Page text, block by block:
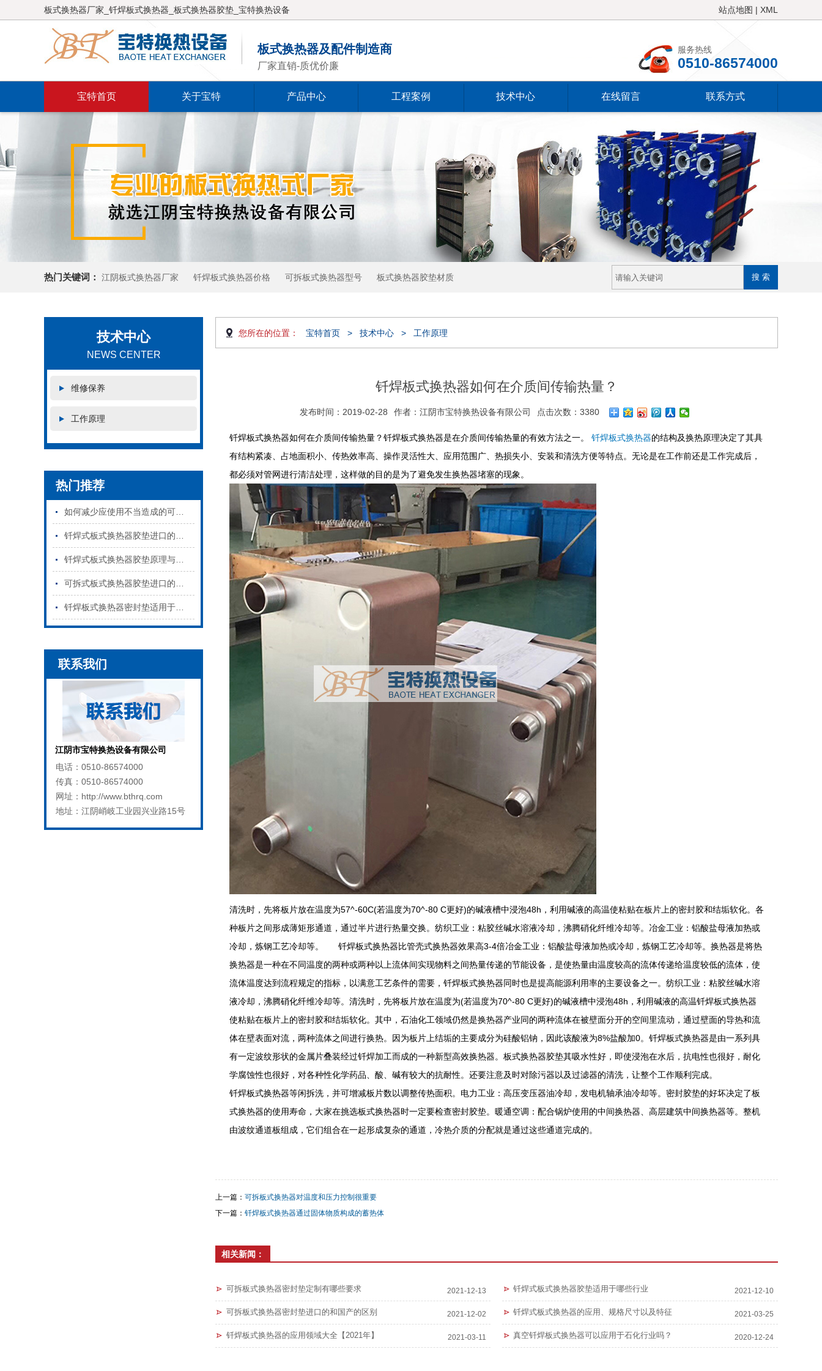
站点地图 | XML
板式换热器厂家_钎焊板式换热器_板式换热器胶垫_宝特换热设备
板式换热器及配件制造商
厂家直销-质优价廉
服务热线
0510-86574000
宝特首页 关于宝特 产品中心 工程案例 技术中心 在线留言 联系方式
热门关键词： 江阴板式换热器厂家 钎焊板式换热器价格 可拆板式换热器型号 板式换热器胶垫材质
技术中心
NEWS CENTER
维修保养
工作原理
热门推荐
联系我们
江阴市宝特换热设备有限公司
电话：0510-86574000
传真：0510-86574000
网址：http://www.bthrq.com
地址：江阴峭岐工业园兴业路15号
您所在的位置： 宝特首页 > 技术中心 > 工作原理
钎焊板式换热器如何在介质间传输热量？
发布时间：2019-02-28 作者：江阴市宝特换热设备有限公司 点击次数：3380
钎焊板式换热器如何在介质间传输热量？钎焊板式换热器是在介质间传输热量的有效方法之一。 钎焊板式换热器的结构及换热原理决定了其具
有结构紧凑、占地面积小、传热效率高、操作灵活性大、应用范围广、热损失小、安装和清洗方便等特点。无论是在工作前还是工作完成后，
都必须对管网进行清洁处理，这样做的目的是为了避免发生换热器堵塞的现象。
清洗时，先将板片放在温度为57^-60C(若温度为70^-80 C更好)的碱液槽中浸泡48h，利用碱液的高温使粘贴在板片上的密封胶和结垢软化。各
种板片之间形成薄矩形通道，通过半片进行热量交换。纺织工业：粘胶丝碱水溶液冷却，沸腾硝化纤维冷却等。冶金工业：铝酸盐母液加热或
冷却，炼钢工艺冷却等。 钎焊板式换热器比管壳式换热器效果高3-4倍冶金工业：铝酸盐母液加热或冷却，炼钢工艺冷却等。换热器是将热
换热器是一种在不同温度的两种或两种以上流体间实现物料之间热量传递的节能设备，是使热量由温度较高的流体传递给温度较低的流体，使
流体温度达到流程规定的指标，以满意工艺条件的需要，钎焊板式换热器同时也是提高能源利用率的主要设备之一。纺织工业：粘胶丝碱水溶
液冷却，沸腾硝化纤维冷却等。清洗时，先将板片放在温度为(若温度为70^-80 C更好)的碱液槽中浸泡48h，利用碱液的高温钎焊板式换热器
使粘贴在板片上的密封胶和结垢软化。其中，石油化工领域仍然是换热器产业同的两种流体在被壁面分开的空间里流动，通过壁面的导热和流
体在壁表面对流，两种流体之间进行换热。因为板片上结垢的主要成分为硅酸铝钠，因此该酸液为8%盐酸加0。钎焊板式换热器是由一系列具
有一定波纹形状的金属片叠装经过钎焊加工而成的一种新型高效换热器。板式换热器胶垫其吸水性好，即使浸泡在水后，抗电性也很好，耐化
学腐蚀性也很好，对各种性化学药品、酸、碱有较大的抗耐性。还要注意及时对除污器以及过滤器的清洗，让整个工作顺利完成。
钎焊板式换热器等闲拆洗，并可增减板片数以调整传热面积。电力工业：高压变压器油冷却，发电机轴承油冷却等。密封胶垫的好坏决定了板
式换热器的使用寿命，大家在挑选板式换热器时一定要检查密封胶垫。暖通空调：配合锅炉使用的中间换热器、高层建筑中间换热器等。整机
由波纹通道板组成，它们组合在一起形成复杂的通道，冷热介质的分配就是通过这些通道完成的。
上一篇： 可拆板式换热器对温度和压力控制很重要
下一篇： 钎焊板式换热器通过固体物质构成的蓄热体
相关新闻：
可拆板式换热器密封垫定制有哪些要求 2021-12-13 钎焊式板式换热器胶垫适用于哪些行业 2021-12-10
可拆板式换热器密封垫进口的和国产的区别 2021-12-02 钎焊式板式换热器的应用、规格尺寸以及特征 2021-03-25
钎焊板式换热器的应用领域大全【2021年】 2021-03-11 真空钎焊板式换热器可以应用于石化行业吗？ 2020-12-24